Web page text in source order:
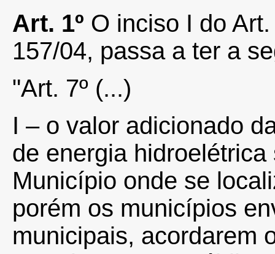
Art. 1º O inciso I do
157/04, passa a ter a
"Art. 7º (...)
I – o valor adicionado
de energia
Município onde se
porém os municípios
municipais, acordarem